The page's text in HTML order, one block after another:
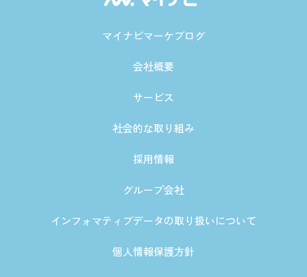
マイナビマーケブログ
会社概要
サービス
社会的な取り組み
採用情報
グループ会社
インフォマティブデータの取り扱いについて
個人情報保護方針